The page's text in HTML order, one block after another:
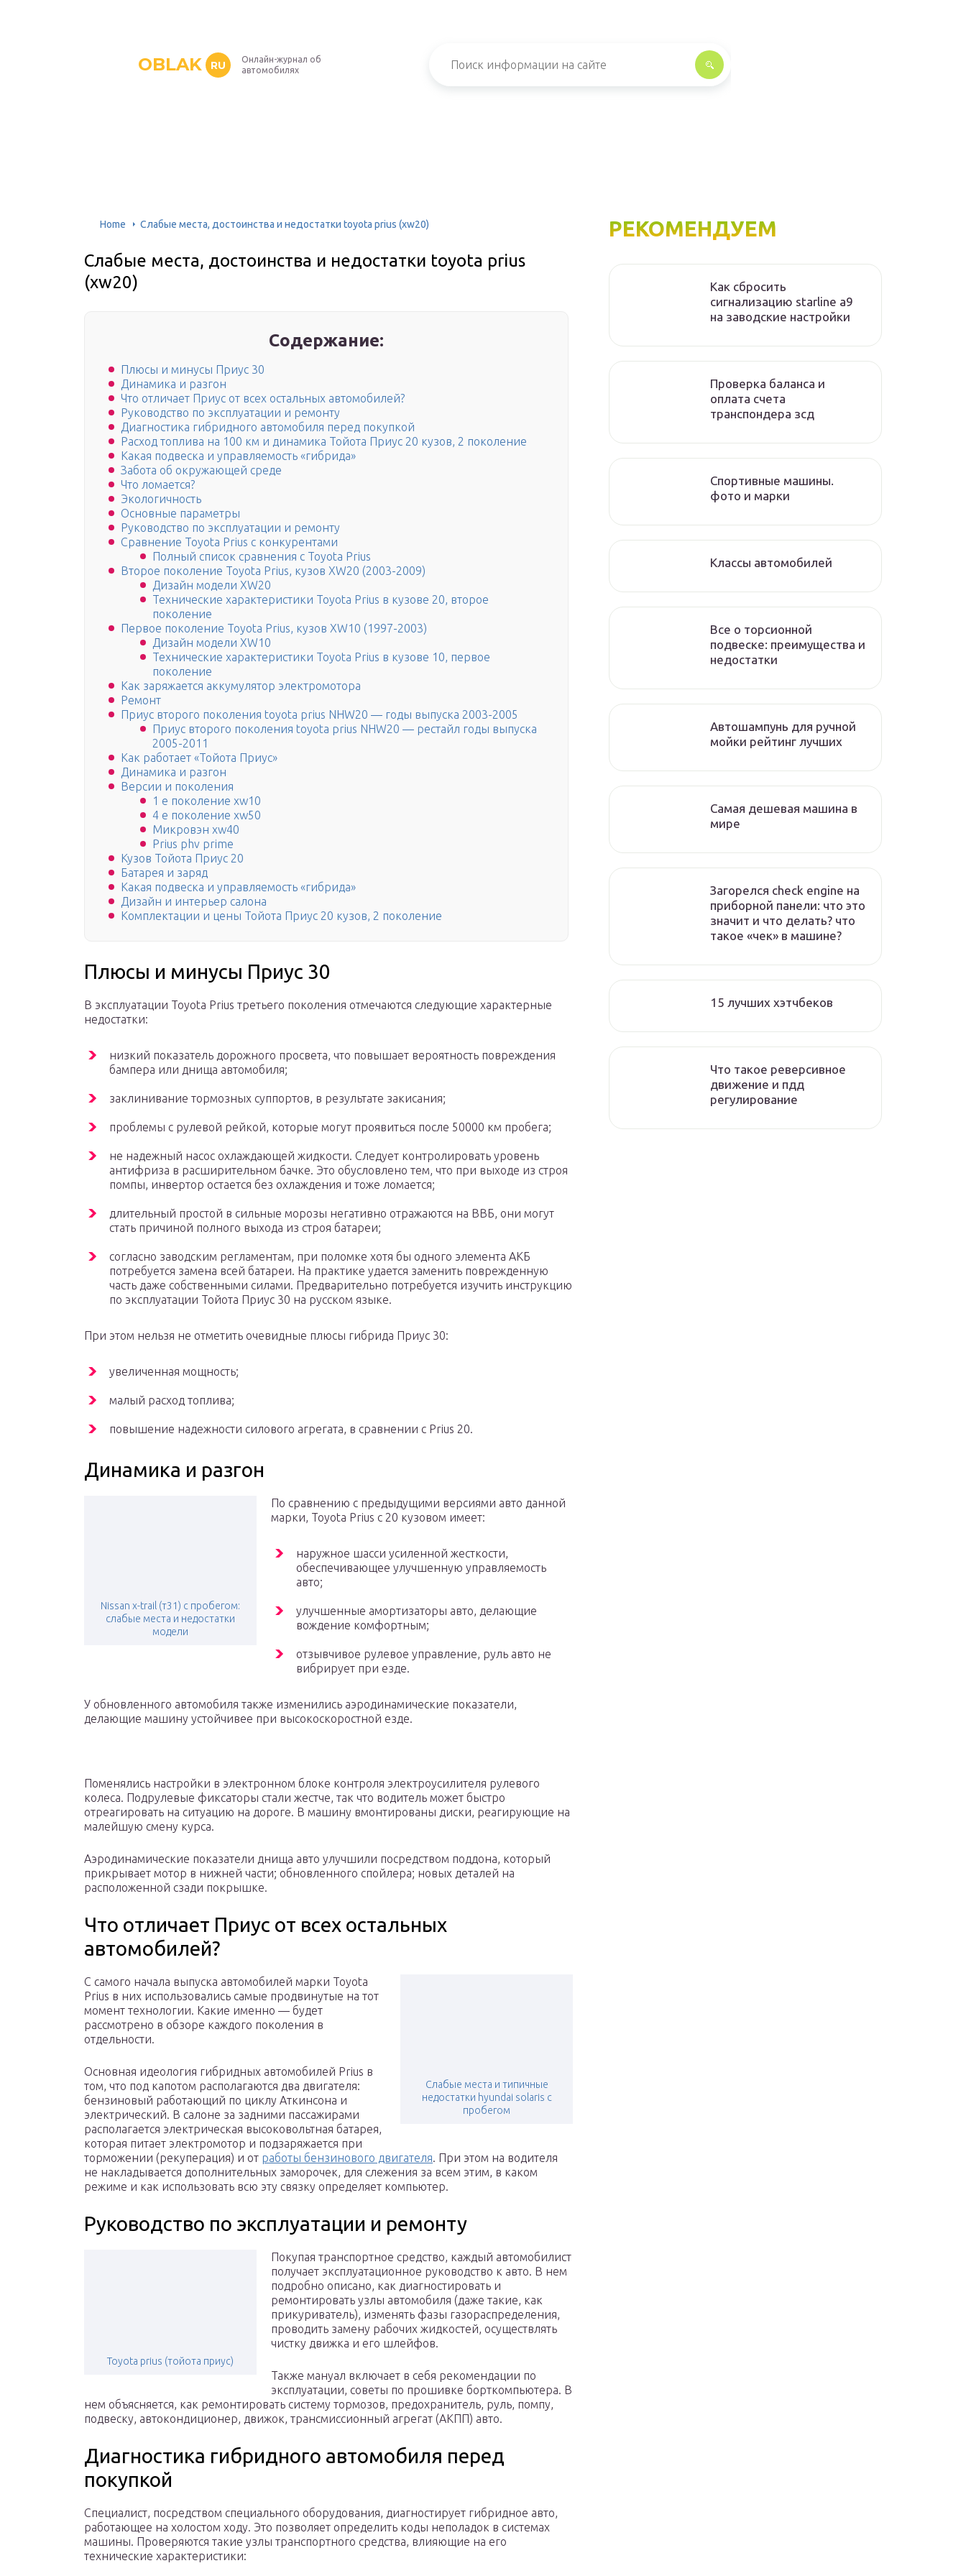
OBLAK RU
Онлайн-журнал об
автомобилях
Home Слабые места, достоинства и недостатки toyota prius (xw20)
Слабые места, достоинства и недостатки toyota prius
(xw20)
Содержание:
Плюсы и минусы Приус 30
Динамика и разгон
Что отличает Приус от всех остальных автомобилей?
Руководство по эксплуатации и ремонту
Диагностика гибридного автомобиля перед покупкой
Расход топлива на 100 км и динамика Тойота Приус 20 кузов, 2 поколение
Какая подвеска и управляемость «гибрида»
Забота об окружающей среде
Что ломается?
Экологичность
Основные параметры
Руководство по эксплуатации и ремонту
Сравнение Toyota Prius с конкурентами
Полный список сравнения с Toyota Prius
Второе поколение Toyota Prius, кузов XW20 (2003-2009)
Дизайн модели XW20
Технические характеристики Toyota Prius в кузове 20, второе
поколение
Первое поколение Toyota Prius, кузов XW10 (1997-2003)
Дизайн модели XW10
Технические характеристики Toyota Prius в кузове 10, первое
поколение
Как заряжается аккумулятор электромотора
Ремонт
Приус второго поколения toyota prius NHW20 — годы выпуска 2003-2005
Приус второго поколения toyota prius NHW20 — рестайл годы выпуска
2005-2011
Как работает «Тойота Приус»
Динамика и разгон
Версии и поколения
1 е поколение xw10
4 е поколение xw50
Микровэн xw40
Prius phv prime
Кузов Тойота Приус 20
Батарея и заряд
Какая подвеска и управляемость «гибрида»
Дизайн и интерьер салона
Комплектации и цены Тойота Приус 20 кузов, 2 поколение
Плюсы и минусы Приус 30
В эксплуатации Toyota Prius третьего поколения отмечаются следующие характерные
недостатки:
низкий показатель дорожного просвета, что повышает вероятность повреждения
бампера или днища автомобиля;
заклинивание тормозных суппортов, в результате закисания;
проблемы с рулевой рейкой, которые могут проявиться после 50000 км пробега;
не надежный насос охлаждающей жидкости. Следует контролировать уровень
антифриза в расширительном бачке. Это обусловлено тем, что при выходе из строя
помпы, инвертор остается без охлаждения и тоже ломается;
длительный простой в сильные морозы негативно отражаются на ВВБ, они могут
стать причиной полного выхода из строя батареи;
согласно заводским регламентам, при поломке хотя бы одного элемента АКБ
потребуется замена всей батареи. На практике удается заменить поврежденную
часть даже собственными силами. Предварительно потребуется изучить инструкцию
по эксплуатации Тойота Приус 30 на русском языке.
При этом нельзя не отметить очевидные плюсы гибрида Приус 30:
увеличенная мощность;
малый расход топлива;
повышение надежности силового агрегата, в сравнении с Prius 20.
Динамика и разгон
Nissan x-trail (т31) с пробегом:
слабые места и недостатки
модели
По сравнению с предыдущими версиями авто данной
марки, Toyota Prius с 20 кузовом имеет:
наружное шасси усиленной жесткости,
обеспечивающее улучшенную управляемость
авто;
улучшенные амортизаторы авто, делающие
вождение комфортным;
отзывчивое рулевое управление, руль авто не
вибрирует при езде.
У обновленного автомобиля также изменились аэродинамические показатели,
делающие машину устойчивее при высокоскоростной езде.
Поменялись настройки в электронном блоке контроля электроусилителя рулевого
колеса. Подрулевые фиксаторы стали жестче, так что водитель может быстро
отреагировать на ситуацию на дороге. В машину вмонтированы диски, реагирующие на
малейшую смену курса.
Аэродинамические показатели днища авто улучшили посредством поддона, который
прикрывает мотор в нижней части; обновленного спойлера; новых деталей на
расположенной сзади покрышке.
Что отличает Приус от всех остальных
автомобилей?
Слабые места и типичные
недостатки hyundai solaris с
пробегом
С самого начала выпуска автомобилей марки Toyota
Prius в них использовались самые продвинутые на тот
момент технологии. Какие именно — будет
рассмотрено в обзоре каждого поколения в
отдельности.
Основная идеология гибридных автомобилей Prius в
том, что под капотом располагаются два двигателя:
бензиновый работающий по циклу Аткинсона и
электрический. В салоне за задними пассажирами
располагается электрическая высоковольтная батарея,
которая питает электромотор и подзаряжается при
торможении (рекуперация) и от работы бензинового двигателя. При этом на водителя
не накладывается дополнительных заморочек, для слежения за всем этим, в каком
режиме и как использовать всю эту связку определяет компьютер.
Руководство по эксплуатации и ремонту
Toyota prius (тойота приус)
Покупая транспортное средство, каждый автомобилист
получает эксплуатационное руководство к авто. В нем
подробно описано, как диагностировать и
ремонтировать узлы автомобиля (даже такие, как
прикуриватель), изменять фазы газораспределения,
проводить замену рабочих жидкостей, осуществлять
чистку движка и его шлейфов.
Также мануал включает в себя рекомендации по
эксплуатации, советы по прошивке борткомпьютера. В
нем объясняется, как ремонтировать систему тормозов, предохранитель, руль, помпу,
подвеску, автокондиционер, движок, трансмиссионный агрегат (АКПП) авто.
Диагностика гибридного автомобиля перед
покупкой
Специалист, посредством специального оборудования, диагностирует гибридное авто,
работающее на холостом ходу. Это позволяет определить коды неполадок в системах
машины. Проверяются такие узлы транспортного средства, влияющие на его
технические характеристики:
РЕКОМЕНДУЕМ
Как сбросить
сигнализацию starline а9
на заводские настройки
Проверка баланса и
оплата счета
транспондера зсд
Спортивные машины.
фото и марки
Классы автомобилей
Все о торсионной
подвеске: преимущества и
недостатки
Автошампунь для ручной
мойки рейтинг лучших
Самая дешевая машина в
мире
Загорелся check engine на
приборной панели: что это
значит и что делать? что
такое «чек» в машине?
15 лучших хэтчбеков
Что такое реверсивное
движение и пдд
регулирование